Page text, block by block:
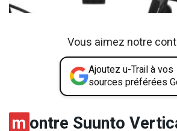
Vous aimez notre
Ajoutez u-Trail à vos
sources préférées
m ontre Suunto